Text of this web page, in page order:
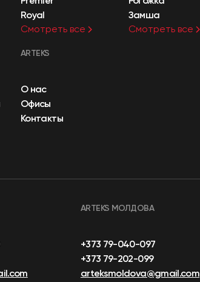
Royal
Смотреть все
Замша
Смотреть все
ARTEKS
О нас
Офисы
Контакты
ARTEKS МОЛДОВА
+373 79-040-097
+373 79-202-099
arteksmoldova@gmail.com